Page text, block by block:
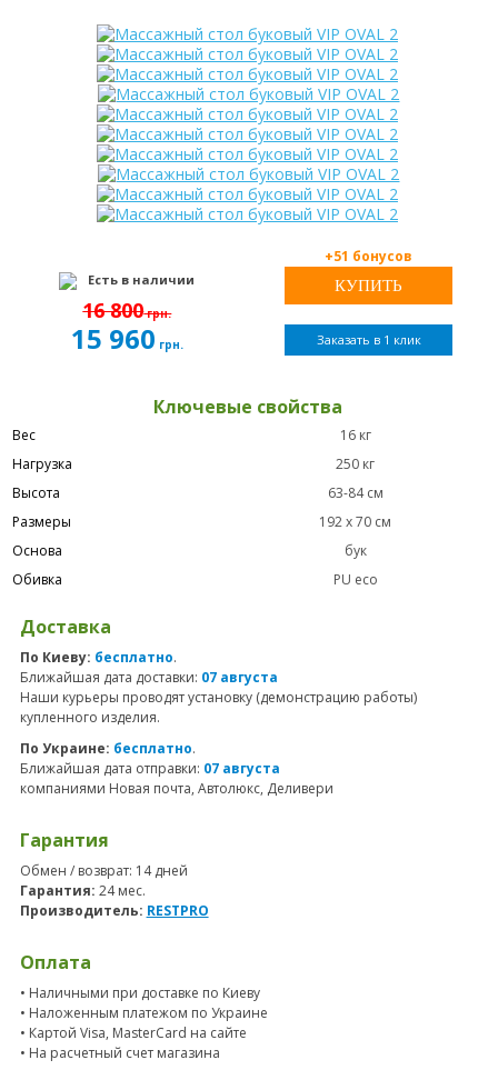
Есть в наличии
16 800грн.
15 960 грн.
+51 бонусов
Заказать в 1 клик
Ключевые свойства
Вес
16 кг
Нагрузка
250 кг
Высота
63-84 см
Размеры
192 х 70 см
Основа
бук
Обивка
PU eco
Доставка
По Киеву: бесплатно.
Ближайшая дата доставки: 07 августа
Наши курьеры проводят установку (демонстрацию работы)
купленного изделия.
По Украине: бесплатно.
Ближайшая дата отправки: 07 августа
компаниями Новая почта, Автолюкс, Деливери
Гарантия
Обмен / возврат: 14 дней
Гарантия: 24 мес.
Производитель: RESTPRO
Оплата
• Наличными при доставке по Киеву
• Наложенным платежом по Украине
• Картой Visa, MasterCard на сайте
• На расчетный счет магазина